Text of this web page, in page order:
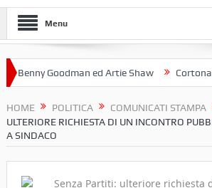
Menu
Goodman ed Artie Shaw Cortona e
HOME POLITICA COMUNICATI STAMPA
ULTERIORE RICHIESTA DI UN INCONTRO
A SINDACO